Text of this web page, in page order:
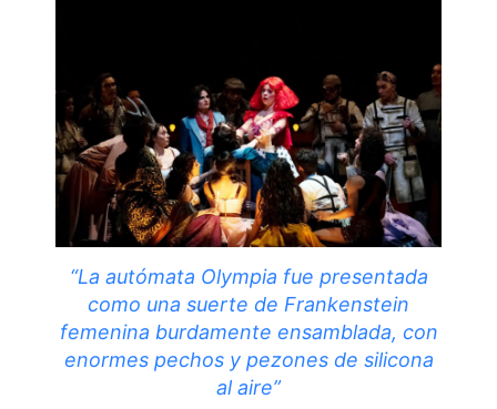
“La autómata Olympia fue presentada
como una suerte de Frankenstein
femenina burdamente ensamblada, con
enormes pechos y pezones de silicona
al aire”